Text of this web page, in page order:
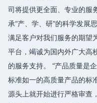
司将提供更全面、专业的服
承“产、学、研”的科学发展
满足客户对我们服务的期望
平台，竭诚为国内外广大高
的服务支持。 “产品质量是
标准如一的高质量产品的标
源头上就开始进行严格审查